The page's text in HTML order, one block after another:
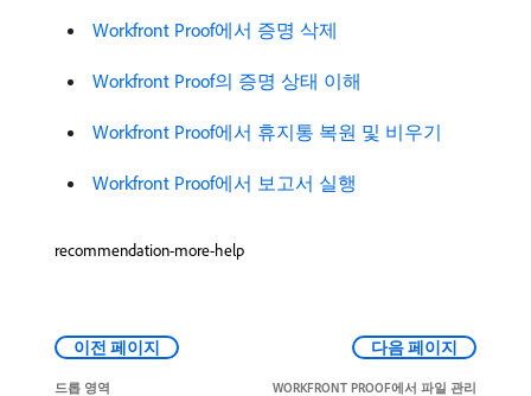
​ Workfront Proof에서 증명 삭제
​ Workfront Proof의 증명 상태 이해
​ Workfront Proof에서 휴지통 복원 및 비우기
​ Workfront Proof에서 보고서 실행
recommendation-more-help
이전 페이지
드롭 영역
다음 페이지
WORKFRONT PROOF에서 파일 관리